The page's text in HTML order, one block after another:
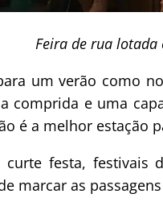
Feira de rua lotada
um verão como
comprida e uma
é a melhor estação
festa, festivais
marcar as